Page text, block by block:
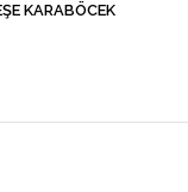
KARABÖCEK